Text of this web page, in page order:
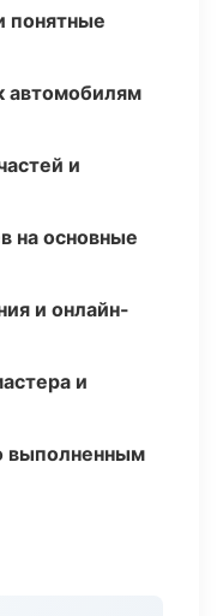
понятные
автомобилям
и
на основные
и онлайн-
и
выполненным